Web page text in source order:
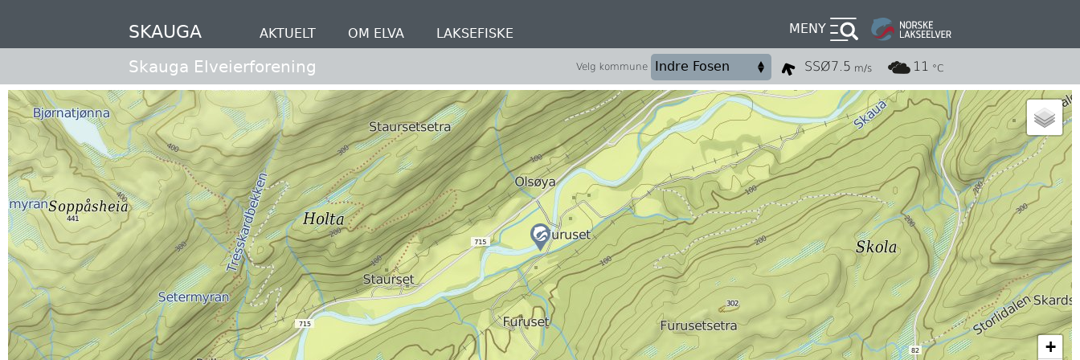
hovedinnhold
SKAUGA AKTUELT OM ELVA LAKSEFISKE MENY
Skauga Elveierforening Velg kommune SSØ7.5 m/s 11 °C
+